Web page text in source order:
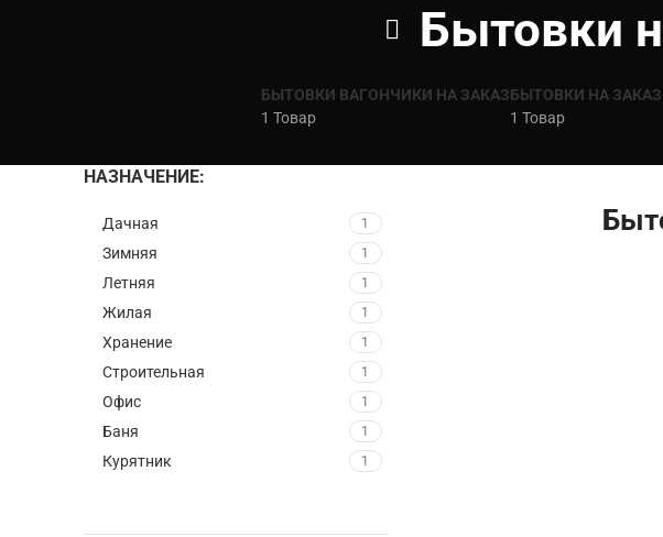
Бытовки
БЫТОВКИ ВАГОНЧИКИ НА ЗАКАЗ
1 Товар
БЫТОВКИ НА
1 Товар
НАЗНАЧЕНИЕ:
Дачная 1
Зимняя 1
Летняя 1
Жилая 1
Хранение 1
Строительная 1
Офис 1
Баня 1
Курятник 1